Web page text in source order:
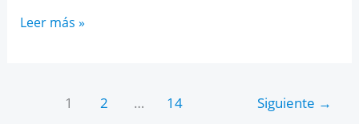
Intensivo
Andalucía
Leer más »
1 2 … 14 Siguiente →